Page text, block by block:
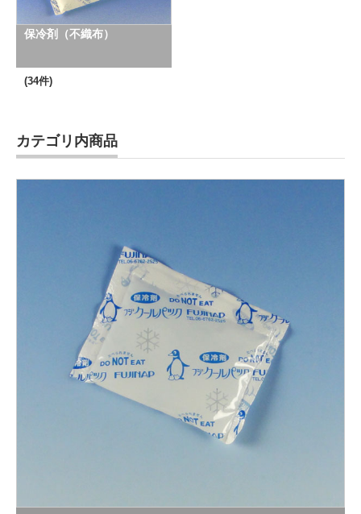
保冷剤（不織布）
(34件)
カテゴリ内商品